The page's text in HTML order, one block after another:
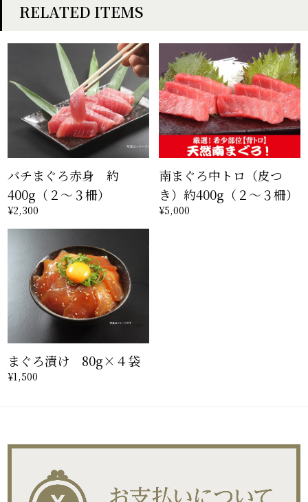
RELATED ITEMS
バチまぐろ赤身 約
400g（２〜３柵）
¥2,300
南まぐろ中トロ（皮つ
き）約400g（２〜３柵）
¥5,000
まぐろ漬け 80g×４袋
¥1,500